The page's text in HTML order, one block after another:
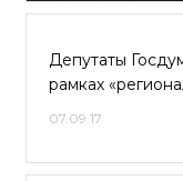
Депутаты
рамках
07.09.17